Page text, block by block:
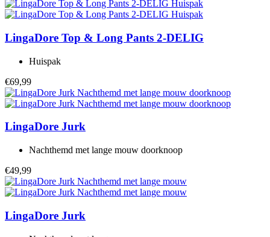
LingaDore Top & Long Pants 2-DELIG
Huispak
€69,99
LingaDore Jurk
Nachthemd met lange mouw doorknoop
€49,99
LingaDore Jurk